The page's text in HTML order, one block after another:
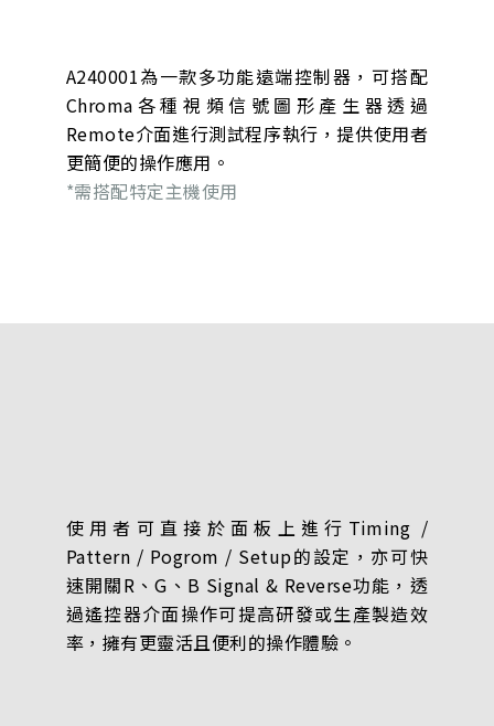
A240001為一款多功能遠端控制器，可搭配
Chroma各種視頻信號圖形產生器透過
Remote介面進行測試程序執行，提供使用者
更簡便的操作應用。
*需搭配特定主機使用
使用者可直接於面板上進行Timing /
Pattern / Pogrom / Setup的設定，亦可快
速開關R、G、B Signal & Reverse功能，透
過遙控器介面操作可提高研發或生產製造效
率，擁有更靈活且便利的操作體驗。